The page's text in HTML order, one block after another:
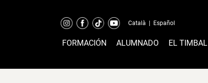
Català Español
FORMACIÓN ALUMNADO EL TIMBAL